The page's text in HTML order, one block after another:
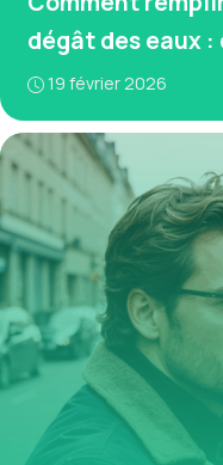
dégât des eaux
19 février 2026